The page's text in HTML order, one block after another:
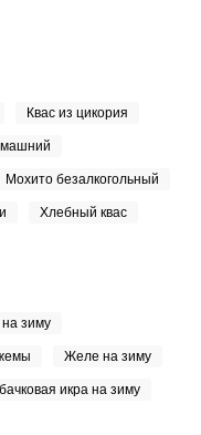
Квас из цикория
Мохито безалкогольный
Хлебный квас
зиму
Желе на зиму
икра на зиму